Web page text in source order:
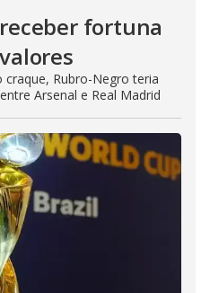
fortuna
Rubro-Negro teria
Arsenal e Real Madrid